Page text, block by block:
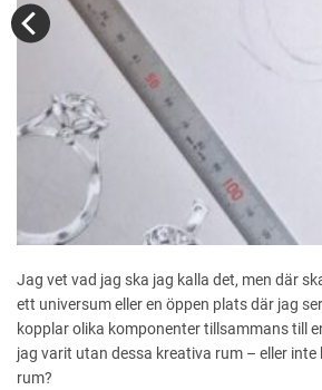
Jag vet vad jag ska jag kalla det, men där
ett universum eller en öppen plats där jag
kopplar olika komponenter tillsammans till
jag varit utan dessa kreativa rum – eller
rum?